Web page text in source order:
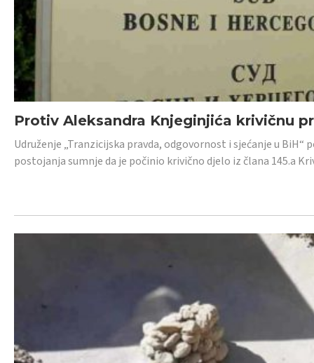
Protiv Aleksandra Knjeginjića krivičnu
Udruženje „Tranzicijska pravda, odgovornost i sjećanje u
postojanja sumnje da je počinio krivično djelo iz člana 145.a